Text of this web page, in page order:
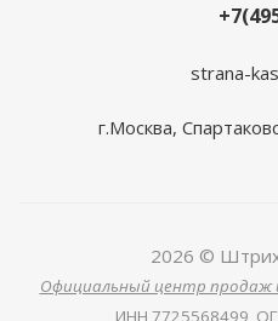
strana-
г.Москва,
2026 ©
Официальный центр продаж